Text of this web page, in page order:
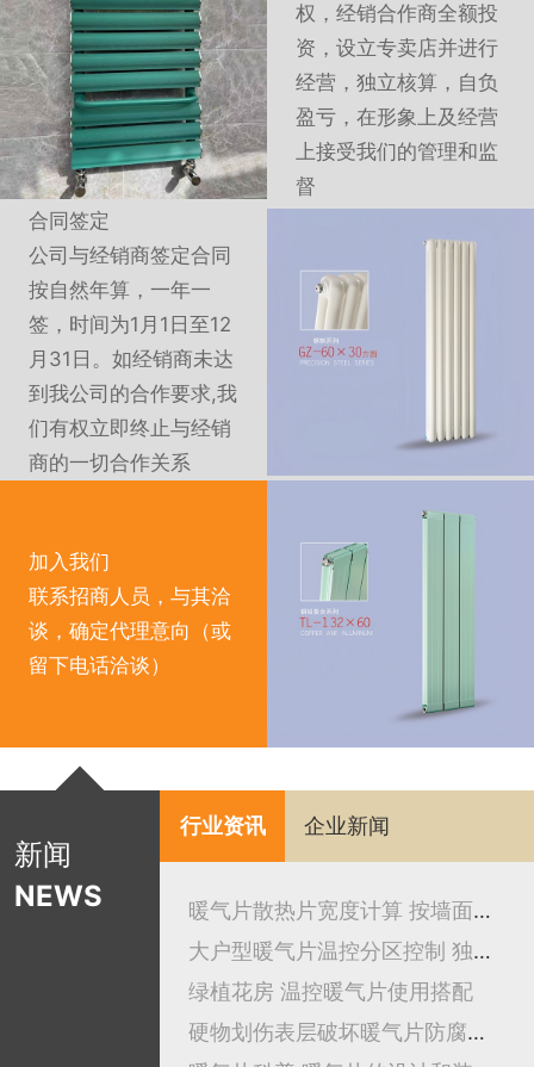
权，经销合作商全额投
资，设立专卖店并进行
经营，独立核算，自负
盈亏，在形象上及经营
上接受我们的管理和监
督
合同签定
公司与经销商签定合同
按自然年算，一年一
签，时间为1月1日至12
月31日。如经销商未达
到我公司的合作要求,我
们有权立即终止与经销
商的一切合作关系
加入我们
联系招商人员，与其洽
谈，确定代理意向（或
留下电话洽谈）
新闻
NEWS
行业资讯 企业新闻
暖气片散热片宽度计算 按墙面尺寸
大户型暖气片温控分区控制 独立开关吗
绿植花房 温控暖气片使用搭配
硬物划伤表层破坏暖气片防腐防护结构吗？